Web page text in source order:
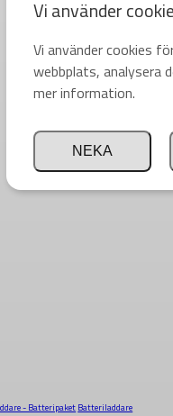
- BatteripaketBatteriladdare
Vi använder
Vi använder cookies
webbplats, analysera
mer information.
NEKA